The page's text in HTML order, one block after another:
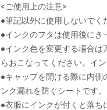
<ご使用上の注意>
●筆記以外に使用しないでく
●インクのフタは使用後にき
●インク色を変更する場合
らおこなってください。イ
●キャップを開ける際に内側
ンク漏れを防ぐシートです
●衣服にインクが付くと落ち